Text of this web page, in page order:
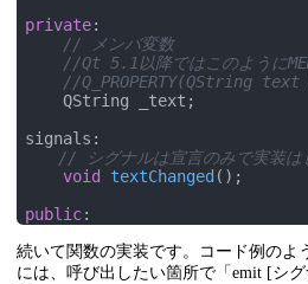
private:
// メンバ変数
//Qt 5.1以降ではこのように
//Q_PROPERTY(QString
    QString _text;
signals:
// シグナルは宣言のみで実装は
void
textChanged () ;
public:
virtual ~Hello();
続いて関数の実装です。コード例のよ
には、呼び出したい箇所で「emit [シ